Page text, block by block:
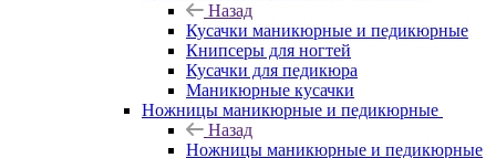
Назад
Кусачки маникюрные и педикюрные
Книпсеры для ногтей
Кусачки для педикюра
Маникюрные кусачки
Ножницы маникюрные и педикюрные
Назад
Ножницы маникюрные и педикюрные